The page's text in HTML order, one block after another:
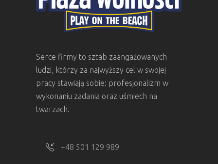
Serce firmy to sztab zaangażowanych
ludzi, którzy za najwyższy cel w swojej
pracy stawiają sobie: profesjonalizm w
wykonaniu zadania oraz uśmiech na
twarzach.
+48 501 129 989